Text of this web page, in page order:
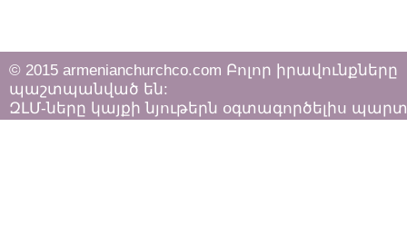
© 2015 armenianchurchco.com Բոլոր իրավունքները
պաշտպանված են:
ԶԼՄ-ները կայքի նյութերն օգտագործելիս